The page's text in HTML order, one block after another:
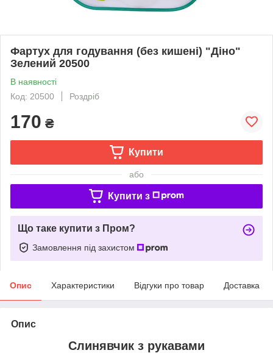
Фартух для годування (без кишені) "Діно"
Зелений 20500
В наявності
Код: 20500
Роздріб
170 ₴
Купити
або
Купити з
Що таке купити з Пром?
Замовлення під захистом
Опис Характеристики Відгуки про товар Доставка
Опис
Слинявчик з рукавами